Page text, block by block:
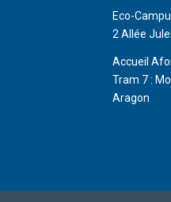
Eco-
2 Allée
Accueil
Tram 7 :
Aragon